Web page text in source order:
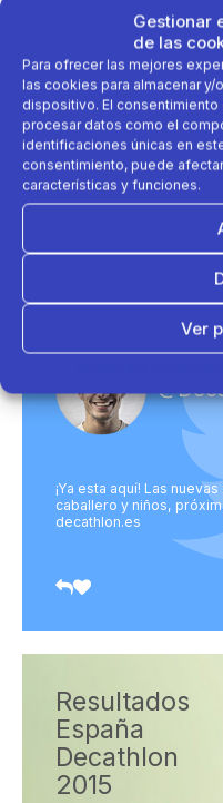
Gestionar
de las
Para ofrecer las mejores
las cookies para almacenar
dispositivo. El
procesar datos como el
identificaciones únicas en
consentimiento, puede
características y funciones.
Ver
Al enviar
¡Ya esta aquí! Las
caballero y niños,
decathlon.es
Resultados
España
Decathlon
2015